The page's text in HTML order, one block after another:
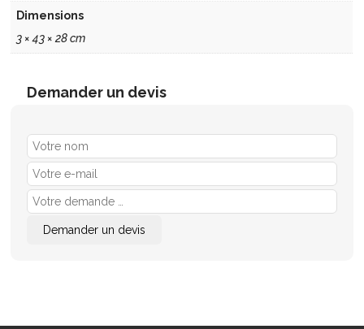
Dimensions
3 × 43 × 28 cm
Demander un devis